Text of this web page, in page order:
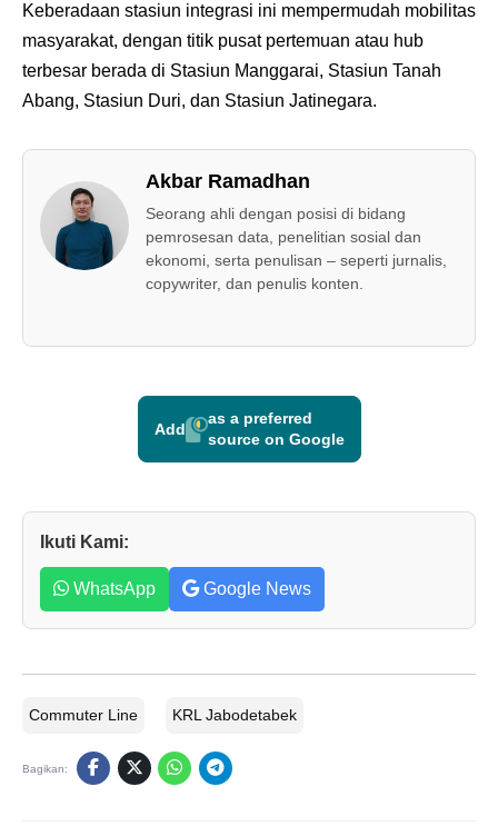
Keberadaan stasiun integrasi ini mempermudah mobilitas
masyarakat, dengan titik pusat pertemuan atau hub
terbesar berada di Stasiun Manggarai, Stasiun Tanah
Abang, Stasiun Duri, dan Stasiun Jatinegara.
Akbar Ramadhan
Seorang ahli dengan posisi di bidang
pemrosesan data, penelitian sosial dan
ekonomi, serta penulisan – seperti jurnalis,
copywriter, dan penulis konten.
Add
as a preferred
source on Google
Ikuti Kami:
WhatsApp Google News
Commuter Line KRL Jabodetabek
Bagikan: